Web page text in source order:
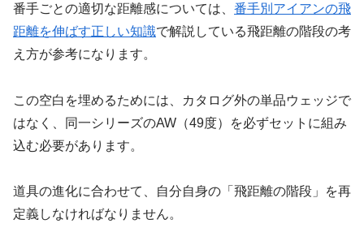
番手ごとの適切な距離感については、 番手別アイアンの飛
距離を伸ばす正しい知識で解説している飛距離の階段の考
え方が参考になります。
この空白を埋めるためには、カタログ外の単品ウェッジで
はなく、同一シリーズのAW（49度）を必ずセットに組み
込む必要があります。
道具の進化に合わせて、自分自身の「飛距離の階段」を再
定義しなければなりません。